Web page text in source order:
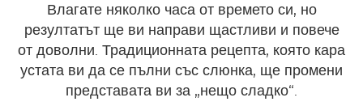
Влагате няколко часа от времето си, но
резултатът ще ви направи щастливи и повече
от доволни. Традиционната рецепта, която кара
устата ви да се пълни със слюнка, ще промени
представата ви за „нещо сладко“.